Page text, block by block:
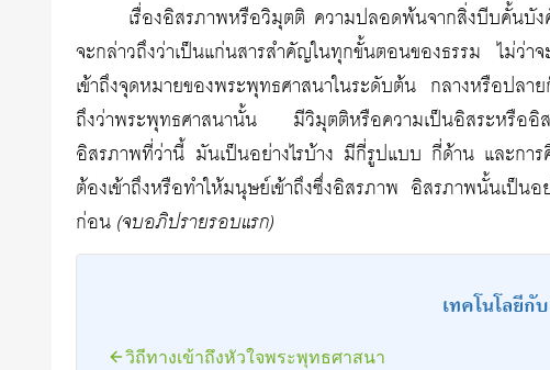
เรื่องอิสรภาพหรือวิมุตติ ความปลอดพ้นจากสิ่งบีบคั้นบั
จะกล่าวถึงว่าเป็นแก่นสารสำคัญในทุกขั้นตอนของธรรม ไม่ว่า
เข้าถึงจุดหมายของพระพุทธศาสนาในระดับต้น กลางหรือปล
ถึงว่าพระพุทธศาสนานั้น มีวิมุตติหรือความเป็นอิสระหรืออิ
อิสรภาพที่ว่านี้ มันเป็นอย่างไรบ้าง มีกี่รูปแบบ กี่ด้าน และกา
ต้องเข้าถึงหรือทำให้มนุษย์เข้าถึงซึ่งอิสรภาพ อิสรภาพนั้นเป็น
ก่อน(จบอภิปรายรอบแรก)
เทคโนโลยีกั
วิถีทางเข้าถึงหัวใจพระพุทธศาสนา